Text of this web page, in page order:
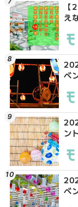
え
ベ
ン
ベ